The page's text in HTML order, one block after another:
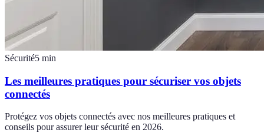
Sécurité5 min
Les meilleures pratiques pour sécuriser vos objets
connectés
Protégez vos objets connectés avec nos meilleures pratiques et
conseils pour assurer leur sécurité en 2026.